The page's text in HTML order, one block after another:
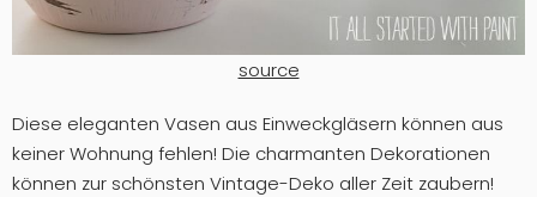
source
Diese eleganten Vasen aus Einweckgläsern können aus
keiner Wohnung fehlen! Die charmanten Dekorationen
können zur schönsten Vintage-Deko aller Zeit zaubern!